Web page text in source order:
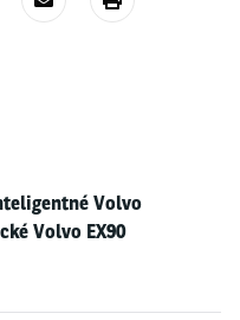
výkon systému je 320
mimochodom využíva
sa MG4 XPower dočkal aj
sa prvýkrát v histórii MG
je súčasťou systému
Volvo
Volvo EX90